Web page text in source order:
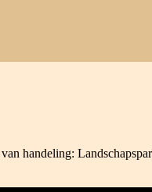
handeling: